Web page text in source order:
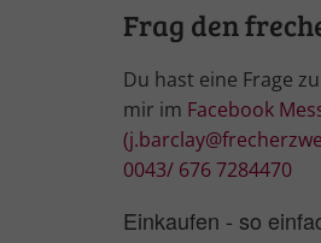
Frag den
Du hast eine Frage
mir im Facebook
0043/ 676 7284470
Einkaufen - so